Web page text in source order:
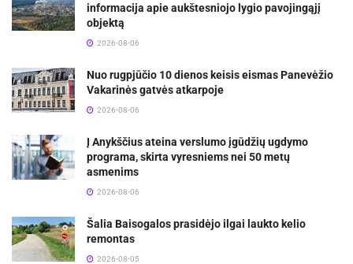
informacija apie aukštesniojo lygio pavojingąjį
objektą
2026-08-06
Nuo rugpjūčio 10 dienos keisis eismas Panevėžio
Vakarinės gatvės atkarpoje
2026-08-06
Į Anykščius ateina verslumo įgūdžių ugdymo
programa, skirta vyresniems nei 50 metų
asmenims
2026-08-06
Šalia Baisogalos prasidėjo ilgai laukto kelio
remontas
2026-08-05